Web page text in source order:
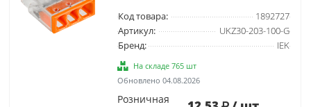
Код товара:
1892727
Артикул:
UKZ30-203-100-G
Бренд:
IEK
На складе 765 шт
Обновлено 04.08.2026
Розничная